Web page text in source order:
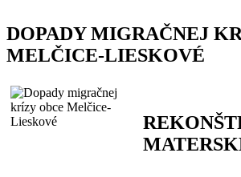
DOPADY MIGRAČNEJ
MELČICE-LIESKOVÉ